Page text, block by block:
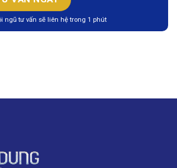
ngũ tư vấn sẽ liên hệ trong 1 phút